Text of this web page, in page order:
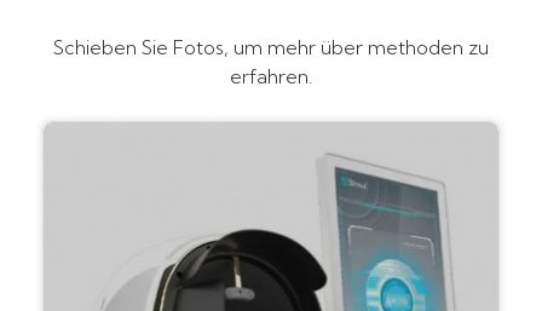
Schieben Sie Fotos, um mehr über methoden zu
erfahren.